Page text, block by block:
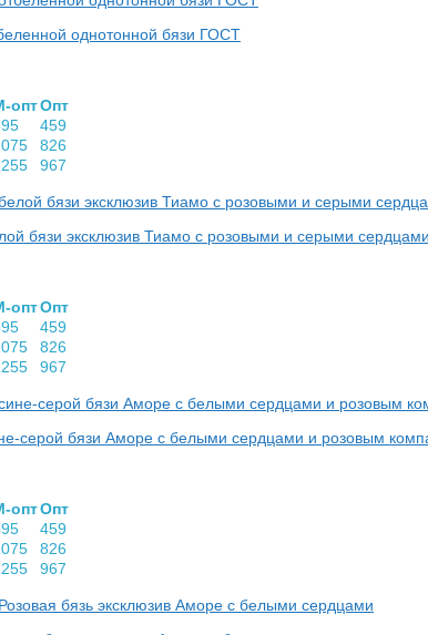
однотонной бязи ГОСТ
оптОпт
459
826
967
бязи эксклюзив Тиамо с розовыми и серыми
оптОпт
459
826
967
серой бязи Аморе с белыми сердцами и розовым
оптОпт
459
826
967